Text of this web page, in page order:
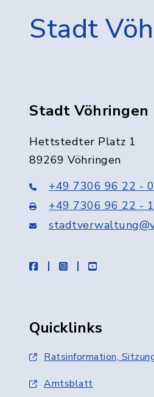
Stadt
Stadt Vöhringen
Hettstedter Platz 1
89269 Vöhringen
+49 7306 96 22 - 0
+49 7306 96 22 -
facebookinstagramyoutube
Quicklinks
Ratsinformation,
Amtsblatt